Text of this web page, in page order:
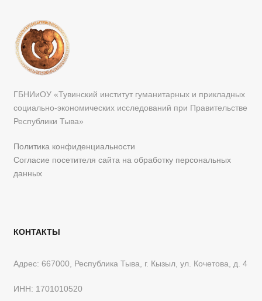
ГБНИиОУ «Тувинский институт гуманитарных и прикладных
социально-экономических исследований при Правительстве
Республики Тыва»
Политика конфиденциальности
Согласие посетителя сайта на обработку персональных
данных
КОНТАКТЫ
Адрес: 667000, Республика Тыва, г. Кызыл, ул. Кочетова, д. 4
ИНН: 1701010520